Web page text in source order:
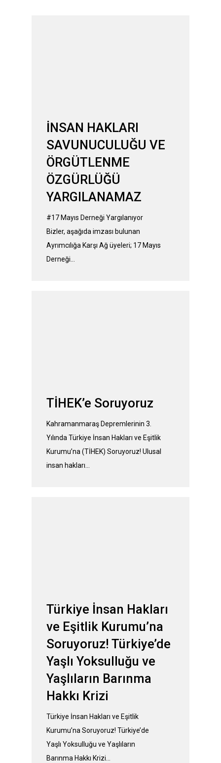
İNSAN HAKLARI
SAVUNUCULUĞU VE
ÖRGÜTLENME
ÖZGÜRLÜĞÜ
YARGILANAMAZ
#17 Mayıs Derneği Yargılanıyor
Bizler, aşağıda imzası bulunan
Ayrımcılığa Karşı Ağ üyeleri; 17 Mayıs
Derneği…
TİHEK’e Soruyoruz
Kahramanmaraş Depremlerinin 3.
Yılında Türkiye İnsan Hakları ve Eşitlik
Kurumu’na (TİHEK) Soruyoruz! Ulusal
insan hakları…
Türkiye İnsan Hakları
ve Eşitlik Kurumu’na
Soruyoruz! Türkiye’de
Yaşlı Yoksulluğu ve
Yaşlıların Barınma
Hakkı Krizi
Türkiye İnsan Hakları ve Eşitlik
Kurumu’na Soruyoruz! Türkiye’de
Yaşlı Yoksulluğu ve Yaşlıların
Barınma Hakkı Krizi…